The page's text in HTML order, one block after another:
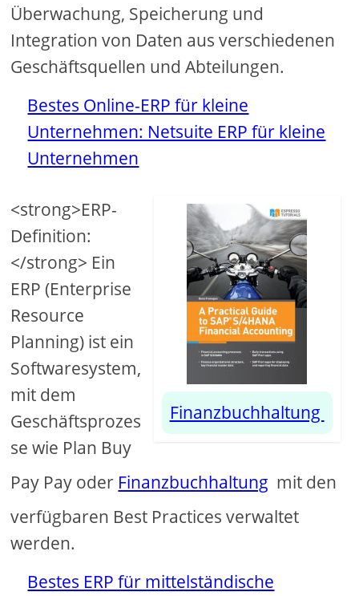
Überwachung, Speicherung und
Integration von Daten aus verschiedenen
Geschäftsquellen und Abteilungen.
Bestes Online-ERP für kleine
Unternehmen: Netsuite ERP für kleine
Unternehmen
Finanzbuchhaltung
<strong>ERP-
Definition:
</strong> Ein
ERP (Enterprise
Resource
Planning) ist ein
Softwaresystem,
mit dem
Geschäftsprozes
se wie Plan Buy
Pay Pay oder Finanzbuchhaltung mit den
verfügbaren Best Practices verwaltet
werden.
Bestes ERP für mittelständische